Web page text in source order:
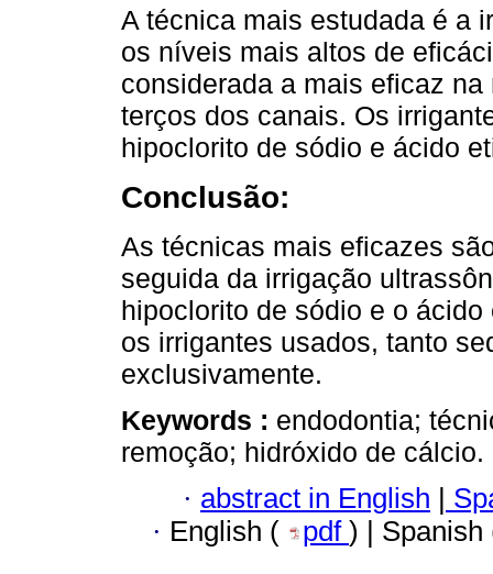
A técnica mais estudada é a
os níveis mais altos de
considerada a mais eficaz
terços dos canais. Os
hipoclorito de sódio e ácido
Conclusão:
As técnicas mais eficazes
seguida da irrigação
hipoclorito de sódio e o
os irrigantes usados, tanto
exclusivamente.
Keywords : endodontia;
remoção; hidróxido de cálcio.
· abstract in English
· English ( pdf ) |